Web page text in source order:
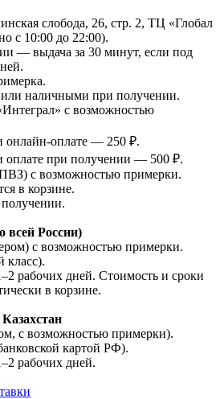
слобода, 26, стр. 2, ТЦ «Глобал
с 10:00 до 22:00).
— выдача за 30 минут, если под
наличными при получении.
с возможностью
онлайн-оплате — 250 ₽.
оплате при получении — 500 ₽.
с возможностью примерки.
в корзине.
всей России)
с возможностью примерки.
класс).
рабочих дней. Стоимость и сроки
в корзине.
с возможностью примерки).
картой РФ).
рабочих дней.